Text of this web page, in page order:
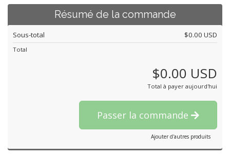
Résumé de la commande
Sous-total $0.00 USD
Total
$0.00 USD
Total à payer aujourd'hui
Passer la commande
Ajouter d'autres produits